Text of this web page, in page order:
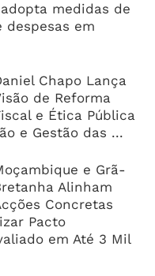
medidas de
despesas em
Chapo Lança
de Reforma
e Ética Pública
e Gestão das ...
e Grã-
Alinham
Concretas
Pacto
em Até 3 Mil
Procura
Mas Crédito,
Limitam Aceleração
Entram Numa
Após Meses de
se Para o